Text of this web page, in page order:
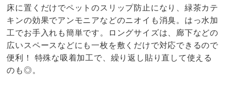
床に置くだけでペットのスリップ防止になり、緑茶カテ
キンの効果でアンモニアなどのニオイも消臭。はっ水加
工でお手入れも簡単です。ロングサイズは、廊下などの
広いスペースなどにも一枚を敷くだけで対応できるので
便利！ 特殊な吸着加工で、繰り返し貼り直して使える
のも◎。